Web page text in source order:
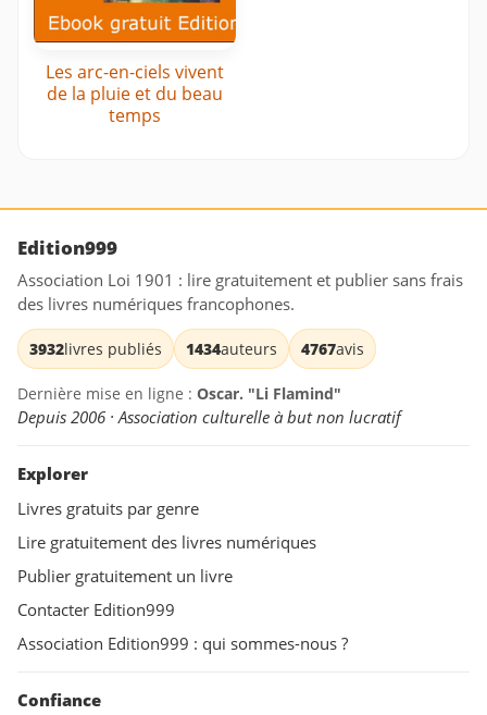
Les arc-en-ciels vivent
de la pluie et du beau
temps
Edition999
Association Loi 1901 : lire gratuitement et publier sans frais
des livres numériques francophones.
3932livres publiés 1434auteurs 4767avis
Dernière mise en ligne : Oscar. "Li Flamind"
Depuis 2006 · Association culturelle à but non lucratif
Explorer
Livres gratuits par genre
Lire gratuitement des livres numériques
Publier gratuitement un livre
Contacter Edition999
Association Edition999 : qui sommes-nous ?
Confiance